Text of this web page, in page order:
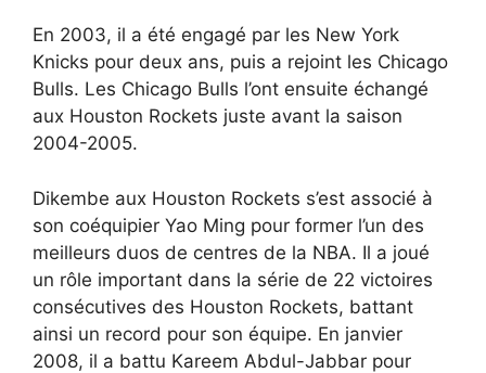
En 2003, il a été engagé par les New York
Knicks pour deux ans, puis a rejoint les Chicago
Bulls. Les Chicago Bulls l’ont ensuite échangé
aux Houston Rockets juste avant la saison
2004-2005.
Dikembe aux Houston Rockets s’est associé à
son coéquipier Yao Ming pour former l’un des
meilleurs duos de centres de la NBA. Il a joué
un rôle important dans la série de 22 victoires
consécutives des Houston Rockets, battant
ainsi un record pour son équipe. En janvier
2008, il a battu Kareem Abdul-Jabbar pour